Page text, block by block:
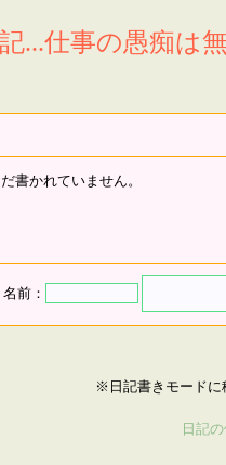
...仕事の愚痴は
書かれていません。
名前：
※日記書きモードに
日記